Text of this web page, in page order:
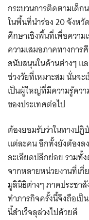
กระบวนการติดตามเด็ก
ในพื้นที่นำร่อง 20 จังหวั
ศึกษาเชิงพื้นที่เพื่อควา
ความเสมอภาคทางกา
สนับสนุนในด้านต่างๆ แ
ช่วงวัยที่เหมาะสม นั่นจะ
เป็นผู้ใหญ่ที่มีความรู้คว
ของประเทศต่อไป
ต้องยอมรับว่าในทางปฏิ
แต่ละคน อีกทั้งยังต้อง
ละเอียดปลีกย่อย รวมทั้
จากหลายหน่วยงานที่เกี่
มูลินิธิต่างๆ ภาคประชา
ทำภารกิจครั้งนี้จึงถือเ
นี้สำเร็จลุล่วงไปด้วยดี